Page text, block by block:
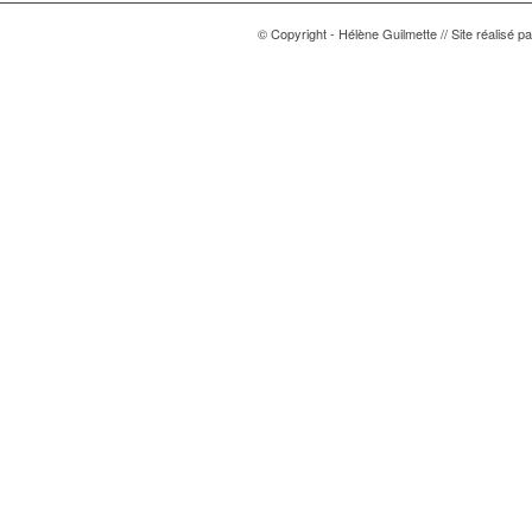
© Copyright - Hélène Guilmette // Site réalisé